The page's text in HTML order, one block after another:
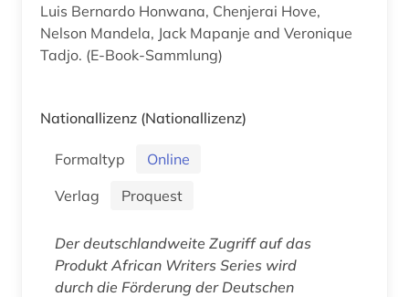
Luis Bernardo Honwana, Chenjerai Hove,
Nelson Mandela, Jack Mapanje and Veronique
Tadjo. (E-Book-Sammlung)
Nationallizenz (Nationallizenz)
Formaltyp
Online
Verlag
Proquest
Der deutschlandweite Zugriff auf das
Produkt African Writers Series wird
durch die Förderung der Deutschen